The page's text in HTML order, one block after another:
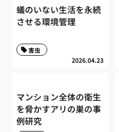
蟻のいない生活を永続
させる環境管理
2026.04.23
害虫
マンション全体の衛生
を脅かすアリの巣の事
例研究